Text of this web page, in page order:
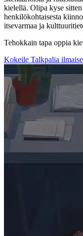
kielellä. Olipa kyse
henkilökohtaisesta
itsevarmaa ja
Tehokkain tapa oppia
Kokeile Talkpalia